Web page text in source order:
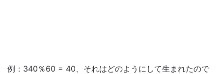
例：340％60 = 40、それはどのようにして生まれたので